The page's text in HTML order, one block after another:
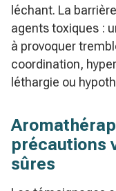
léchant. La
agents toxiques :
à provoquer
coordination,
léthargie ou
précautions
sûres